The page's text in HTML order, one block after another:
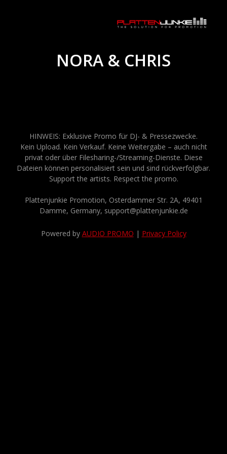
NORA & CHRIS
HINWEIS: Exklusive Promo für DJ- & Pressezwecke.
Kein Upload. Kein Verkauf. Keine Weitergabe – auch nicht
privat oder über Filesharing-/Streaming-Dienste. Diese
Dateien können personalisiert sein und sind rückverfolgbar.
Support the artists. Respect the promo.
Plattenjunkie Promotion, Osterdammer Str. 2A, 49401
Damme, Germany, support@plattenjunkie.de
Powered by AUDIO PROMO | Privacy Policy